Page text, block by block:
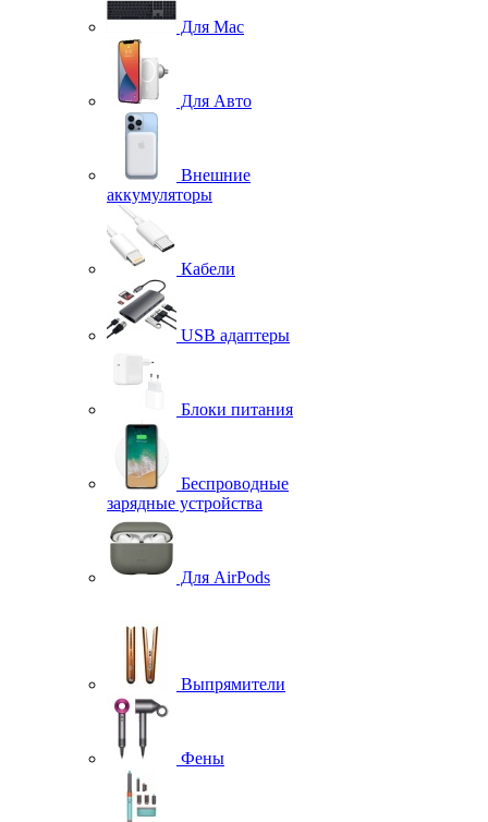
Для Mac
Для Авто
Внешние
аккумуляторы
Кабели
USB адаптеры
Блоки питания
Беспроводные
зарядные устройства
Для AirPods
Выпрямители
Фены